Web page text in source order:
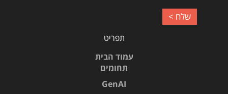
תפריט
עמוד הבית
תחומים
GenAI